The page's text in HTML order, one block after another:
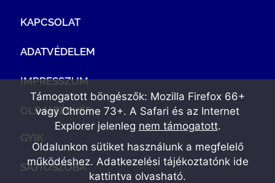
KAPCSOLAT
ADATVÉDELEM
IMPRESSZUM
OLDALTÉRKÉP
GYIK
SAJTÓSZOBA
Támogatott böngészők: Mozilla Firefox 66+
vagy Chrome 73+. A Safari és az Internet
Explorer jelenleg nem támogatott.
Oldalunkon sütiket használunk a megfelelő
működéshez. Adatkezelési tájékoztatónk ide
kattintva olvasható.